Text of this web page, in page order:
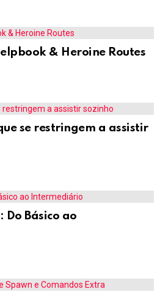
& Heroine Routes
se restringem a assistir
Do Básico ao